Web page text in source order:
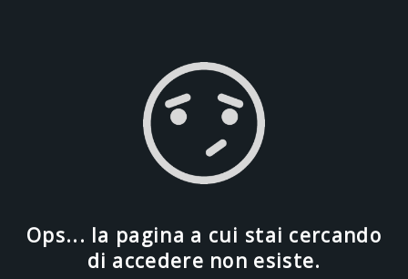
Ops... la pagina a cui stai cercando
di accedere non esiste.